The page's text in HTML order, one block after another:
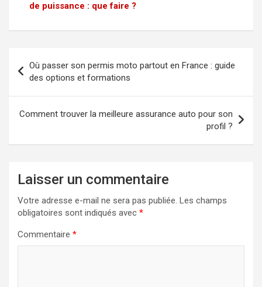
de puissance : que faire ?
de
l’article
Où passer son permis moto partout en France : guide
des options et formations
Comment trouver la meilleure assurance auto pour son
profil ?
Laisser un commentaire
Votre adresse e-mail ne sera pas publiée. Les champs
obligatoires sont indiqués avec *
Commentaire *